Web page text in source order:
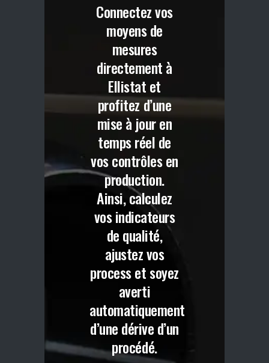
Connectez vos
moyens de
mesures
directement à
Ellistat et
profitez d’une
mise à jour en
temps réel de
vos contrôles en
production.
Ainsi, calculez
vos indicateurs
de qualité,
ajustez vos
process et soyez
averti
automatiquement
d’une dérive d’un
procédé.